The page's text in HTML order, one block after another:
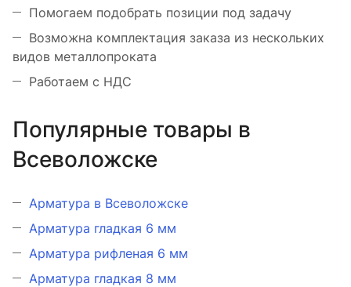
Помогаем подобрать позиции под задачу
Возможна комплектация заказа из нескольких
видов металлопроката
Работаем с НДС
Популярные товары в
Всеволожске
Арматура в Всеволожске
Арматура гладкая 6 мм
Арматура рифленая 6 мм
Арматура гладкая 8 мм